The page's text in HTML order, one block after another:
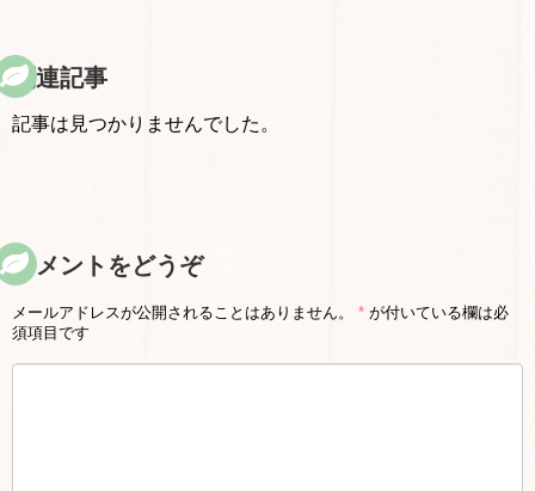
関連記事
記事は見つかりませんでした。
コメントをどうぞ
メールアドレスが公開されることはありません。 * が付いている欄は必
須項目です